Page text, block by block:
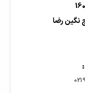
نگین رضا